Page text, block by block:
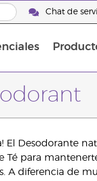
Chat de
El Desodorante
Té para
A diferencia de